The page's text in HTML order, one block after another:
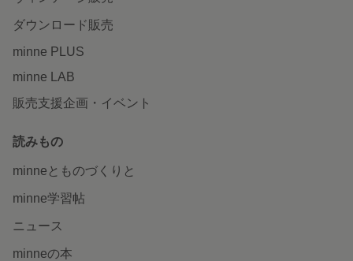
ダウンロード販売
minne PLUS
minne LAB
販売支援企画・イベント
読みもの
minneとものづくりと
minne学習帖
ニュース
minneの本